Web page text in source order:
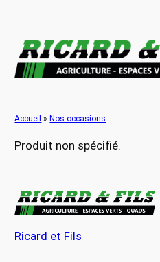
contenu
Accueil » Nos occasions
Produit non spécifié.
Ricard et Fils